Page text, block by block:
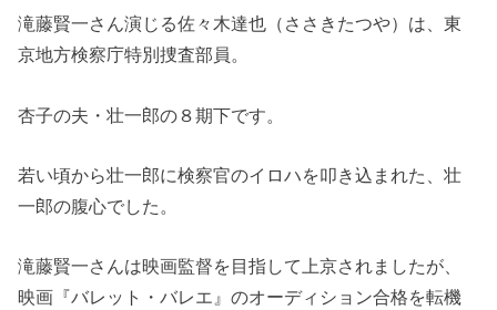
滝藤賢一さん演じる佐々木達也（ささきたつや）は、東
京地方検察庁特別捜査部員。
杏子の夫・壮一郎の８期下です。
若い頃から壮一郎に検察官のイロハを叩き込まれた、壮
一郎の腹心でした。
滝藤賢一さんは映画監督を目指して上京されましたが、
映画『バレット・バレエ』のオーディション合格を転機